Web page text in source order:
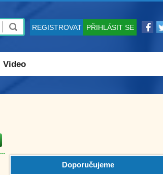
REGISTROVAT PŘIHLÁSIT SE
Video
Doporučujeme